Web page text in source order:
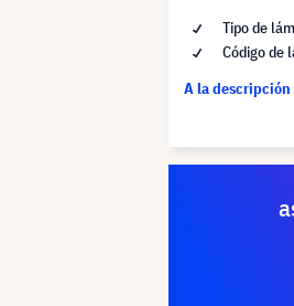
Tipo de
Código de
A la